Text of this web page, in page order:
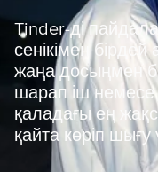
Tinder-ді
сенікімен
жаңа досыңмен
шарап іш
қаладағы ең
қайта көріп